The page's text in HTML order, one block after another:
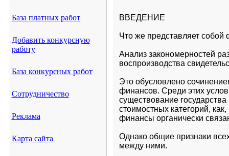
База платных работ
Добавить конкурсную
работу
База конкурсных работ
Сотрудничество
Реклама
Карта сайта
ВВЕДЕНИЕ
Что же представляет
Анализ закономерностей
воспроизводства
Это обусловлено
финансов. Среди этих
существование
стоимостных категорий,
финансы органически
Однако общие признаки
между ними.